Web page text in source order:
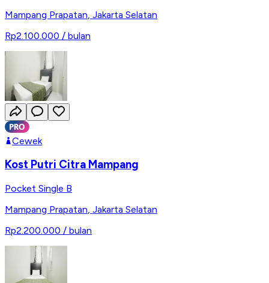
Mampang Prapatan Jakarta Selatan
Rp2.100.000 / bulan
Cewek
Kost Putri Citra Mampang
Pocket Single B
Mampang Prapatan, Jakarta Selatan
Rp2.200.000 / bulan